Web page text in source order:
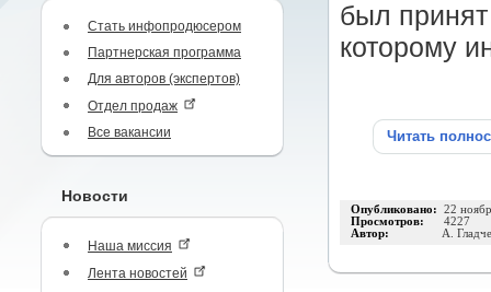
Стать инфопродюсером
Партнерская программа
Для авторов (экспертов)
Отдел продаж
Все вакансии
Новости
Наша миссия
Лента новостей
был
которому
Читать
Опубликовано: 22
Просмотров: 4227
Автор: А.